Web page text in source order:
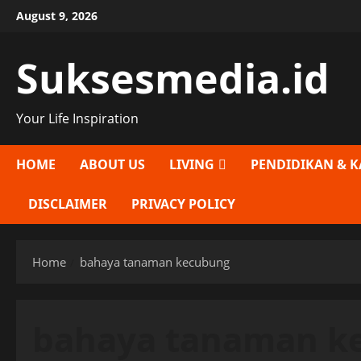
SkipAugust 9, 2026
Suksesmedia.id
Your Life Inspiration
HOME ABOUT US LIVING PENDIDIKAN &
DISCLAIMER PRIVACY POLICY
Home bahaya tanaman kecubung